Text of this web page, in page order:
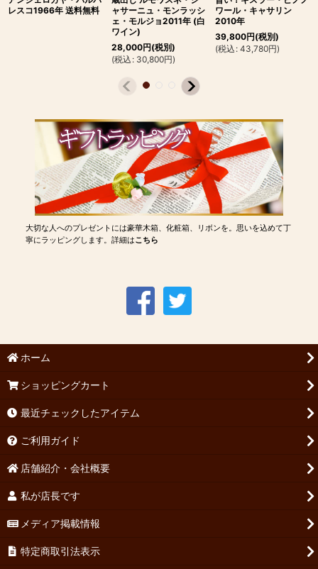
レスコ1966年 送料無料
ャサーニュ・モンラッシ
ェ・モルジョ2011年 (白
ワイン)
28,000円(税別)
(税込 : 30,800円)
ワール・キャサリン
2010年
39,800円(税別)
(税込 : 43,780円)
大切な人へのプレゼントには豪華木箱、化粧箱、リボンを。思いを込めて丁
寧にラッピングします。詳細はこちら
ホーム
ショッピングカート
最近チェックしたアイテム
ご利用ガイド
店舗紹介・会社概要
私が店長です
メディア掲載情報
特定商取引法表示